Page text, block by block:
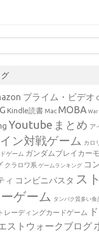
グ
プライム・ビデオ
Kindle読書 Mac MOBA War
Youtube まとめ ア
ン対戦ゲーム カロ
ゲーム ガンダムブレイカー
クラロワ系 ゲームランキング コ
ィ コンビニパスタ ス
ゲーム
タンパク質多い食
トレーディングカードゲーム
ストウォークブログ